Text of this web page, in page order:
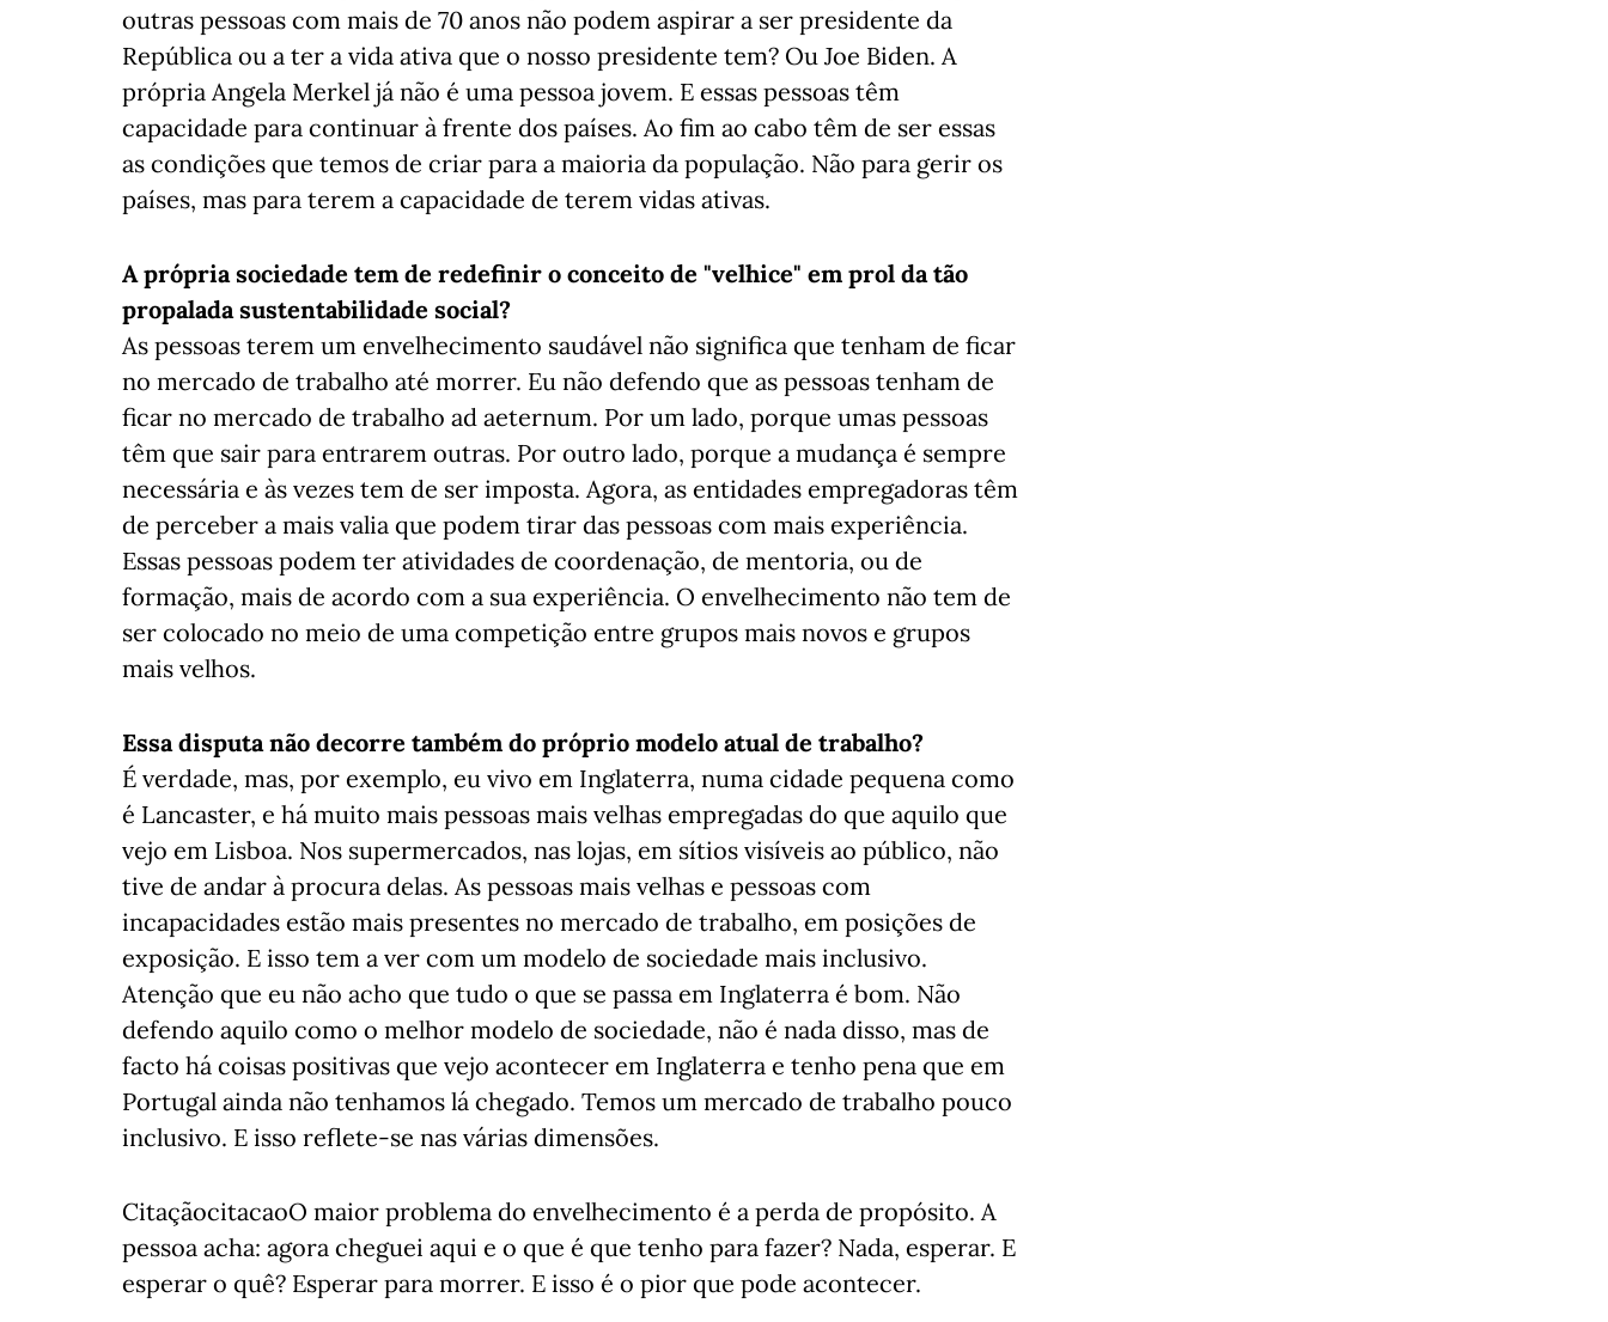
outras pessoas com mais de 70 anos não podem aspirar a ser presidente da
República ou a ter a vida ativa que o nosso presidente tem? Ou Joe Biden. A
própria Angela Merkel já não é uma pessoa jovem. E essas pessoas têm
capacidade para continuar à frente dos países. Ao fim ao cabo têm de ser essas
as condições que temos de criar para a maioria da população. Não para gerir os
países, mas para terem a capacidade de terem vidas ativas.
A própria sociedade tem de redefinir o conceito de "velhice" em prol da tão
propalada sustentabilidade social?
As pessoas terem um envelhecimento saudável não significa que tenham de ficar
no mercado de trabalho até morrer. Eu não defendo que as pessoas tenham de
ficar no mercado de trabalho ad aeternum. Por um lado, porque umas pessoas
têm que sair para entrarem outras. Por outro lado, porque a mudança é sempre
necessária e às vezes tem de ser imposta. Agora, as entidades empregadoras têm
de perceber a mais valia que podem tirar das pessoas com mais experiência.
Essas pessoas podem ter atividades de coordenação, de mentoria, ou de
formação, mais de acordo com a sua experiência. O envelhecimento não tem de
ser colocado no meio de uma competição entre grupos mais novos e grupos
mais velhos.
Essa disputa não decorre também do próprio modelo atual de trabalho?
É verdade, mas, por exemplo, eu vivo em Inglaterra, numa cidade pequena como
é Lancaster, e há muito mais pessoas mais velhas empregadas do que aquilo que
vejo em Lisboa. Nos supermercados, nas lojas, em sítios visíveis ao público, não
tive de andar à procura delas. As pessoas mais velhas e pessoas com
incapacidades estão mais presentes no mercado de trabalho, em posições de
exposição. E isso tem a ver com um modelo de sociedade mais inclusivo.
Atenção que eu não acho que tudo o que se passa em Inglaterra é bom. Não
defendo aquilo como o melhor modelo de sociedade, não é nada disso, mas de
facto há coisas positivas que vejo acontecer em Inglaterra e tenho pena que em
Portugal ainda não tenhamos lá chegado. Temos um mercado de trabalho pouco
inclusivo. E isso reflete-se nas várias dimensões.
CitaçãocitacaoO maior problema do envelhecimento é a perda de propósito. A
pessoa acha: agora cheguei aqui e o que é que tenho para fazer? Nada, esperar. E
esperar o quê? Esperar para morrer. E isso é o pior que pode acontecer.